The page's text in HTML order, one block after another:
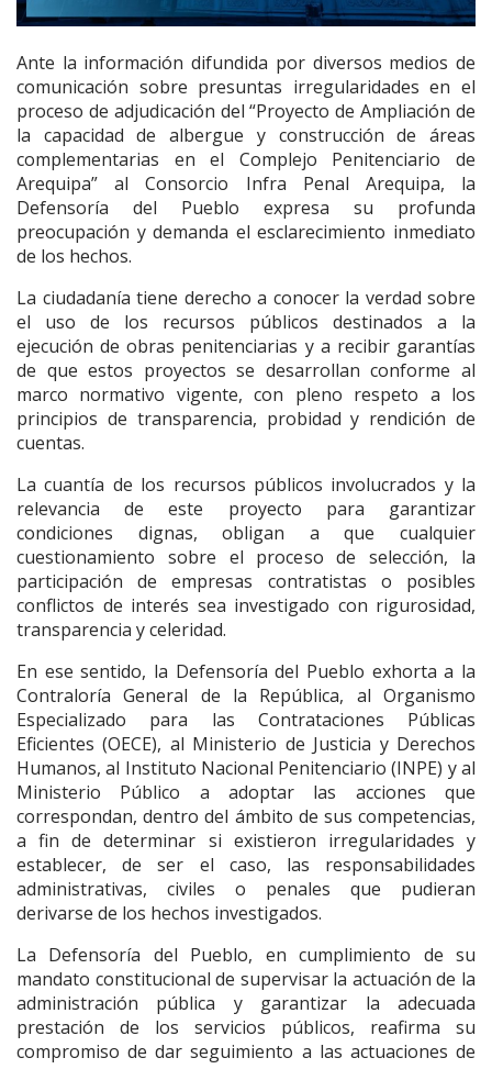
Ante la información difundida por diversos medios de
comunicación sobre presuntas irregularidades en el
proceso de adjudicación del “Proyecto de Ampliación de
la capacidad de albergue y construcción de áreas
complementarias en el Complejo Penitenciario de
Arequipa” al Consorcio Infra Penal Arequipa, la
Defensoría del Pueblo expresa su profunda
preocupación y demanda el esclarecimiento inmediato
de los hechos.
La ciudadanía tiene derecho a conocer la verdad sobre
el uso de los recursos públicos destinados a la
ejecución de obras penitenciarias y a recibir garantías
de que estos proyectos se desarrollan conforme al
marco normativo vigente, con pleno respeto a los
principios de transparencia, probidad y rendición de
cuentas.
La cuantía de los recursos públicos involucrados y la
relevancia de este proyecto para garantizar
condiciones dignas, obligan a que cualquier
cuestionamiento sobre el proceso de selección, la
participación de empresas contratistas o posibles
conflictos de interés sea investigado con rigurosidad,
transparencia y celeridad.
En ese sentido, la Defensoría del Pueblo exhorta a la
Contraloría General de la República, al Organismo
Especializado para las Contrataciones Públicas
Eficientes (OECE), al Ministerio de Justicia y Derechos
Humanos, al Instituto Nacional Penitenciario (INPE) y al
Ministerio Público a adoptar las acciones que
correspondan, dentro del ámbito de sus competencias,
a fin de determinar si existieron irregularidades y
establecer, de ser el caso, las responsabilidades
administrativas, civiles o penales que pudieran
derivarse de los hechos investigados.
La Defensoría del Pueblo, en cumplimiento de su
mandato constitucional de supervisar la actuación de la
administración pública y garantizar la adecuada
prestación de los servicios públicos, reafirma su
compromiso de dar seguimiento a las actuaciones de